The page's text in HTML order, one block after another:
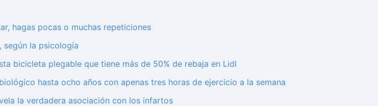
hagas pocas o muchas repeticiones
según la psicología
bicicleta plegable que tiene más de 50% de rebaja en Lidl
hasta ocho años con apenas tres horas de ejercicio a la semana
la verdadera asociación con los infartos